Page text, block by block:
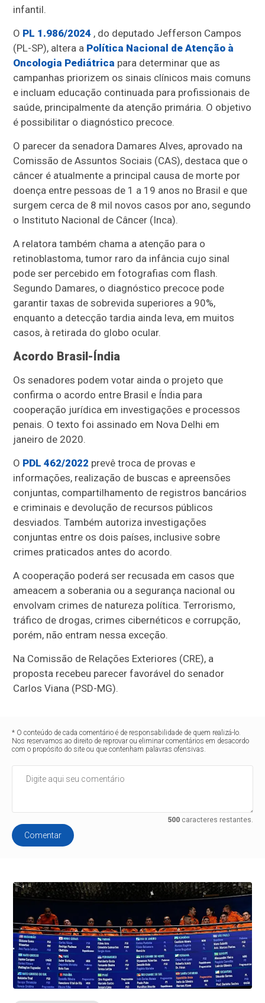
infantil.
O PL 1.986/2024 , do deputado Jefferson Campos
(PL-SP), altera a Política Nacional de Atenção à
Oncologia Pediátrica para determinar que as
campanhas priorizem os sinais clínicos mais comuns
e incluam educação continuada para profissionais de
saúde, principalmente da atenção primária. O objetivo
é possibilitar o diagnóstico precoce.
O parecer da senadora Damares Alves, aprovado na
Comissão de Assuntos Sociais (CAS), destaca que o
câncer é atualmente a principal causa de morte por
doença entre pessoas de 1 a 19 anos no Brasil e que
surgem cerca de 8 mil novos casos por ano, segundo
o Instituto Nacional de Câncer (Inca).
A relatora também chama a atenção para o
retinoblastoma, tumor raro da infância cujo sinal
pode ser percebido em fotografias com flash.
Segundo Damares, o diagnóstico precoce pode
garantir taxas de sobrevida superiores a 90%,
enquanto a detecção tardia ainda leva, em muitos
casos, à retirada do globo ocular.
Acordo Brasil-Índia
Os senadores podem votar ainda o projeto que
confirma o acordo entre Brasil e Índia para
cooperação jurídica em investigações e processos
penais. O texto foi assinado em Nova Delhi em
janeiro de 2020.
O PDL 462/2022 prevê troca de provas e
informações, realização de buscas e apreensões
conjuntas, compartilhamento de registros bancários
e criminais e devolução de recursos públicos
desviados. Também autoriza investigações
conjuntas entre os dois países, inclusive sobre
crimes praticados antes do acordo.
A cooperação poderá ser recusada em casos que
ameacem a soberania ou a segurança nacional ou
envolvam crimes de natureza política. Terrorismo,
tráfico de drogas, crimes cibernéticos e corrupção,
porém, não entram nessa exceção.
Na Comissão de Relações Exteriores (CRE), a
proposta recebeu parecer favorável do senador
Carlos Viana (PSD-MG).
* O conteúdo de cada comentário é de responsabilidade de quem realizá-lo.
Nos reservamos ao direito de reprovar ou eliminar comentários em desacordo
com o propósito do site ou que contenham palavras ofensivas.
500caracteres restantes.
Comentar